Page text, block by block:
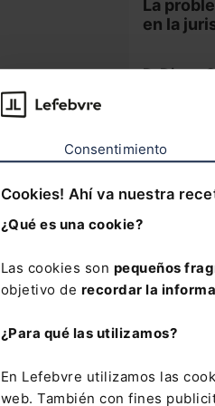
Consentimiento
Cookies! Ahí va nuestra
¿Qué es una cookie?
Las cookies son pequeños
objetivo de recordar la
¿Para qué las utilizamos?
En Lefebvre utilizamos las
web. También con fines
La
en la
D. Diego